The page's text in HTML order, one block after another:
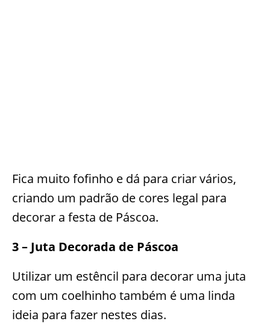
Fica muito fofinho e dá para criar vários,
criando um padrão de cores legal para
decorar a festa de Páscoa.
3 – Juta Decorada de Páscoa
Utilizar um estêncil para decorar uma juta
com um coelhinho também é uma linda
ideia para fazer nestes dias.